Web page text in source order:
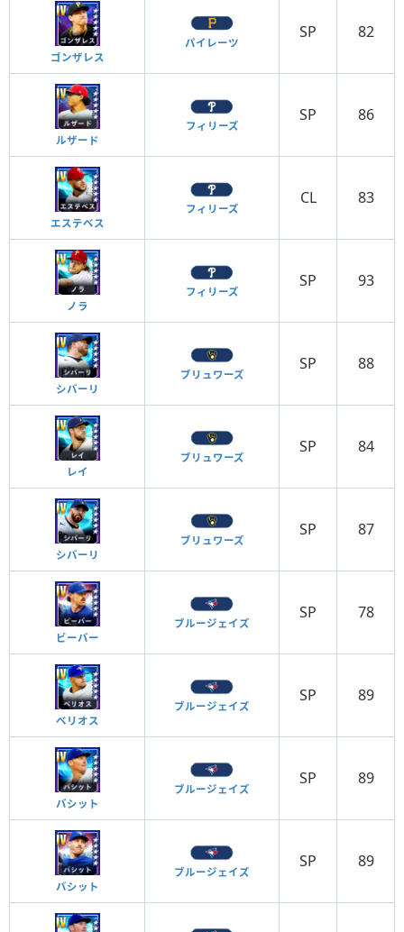
ゴンザレス
パイレーツ
SP 82
ルザード
フィリーズ
SP 86
エステベス
フィリーズ
CL 83
ノラ
フィリーズ
SP 93
シバーリ
ブリュワーズ
SP 88
レイ
ブリュワーズ
SP 84
シバーリ
ブリュワーズ
SP 87
ビーバー
ブルージェイズ
SP 78
ベリオス
ブルージェイズ
SP 89
バシット
ブルージェイズ
SP 89
バシット
ブルージェイズ
SP 89